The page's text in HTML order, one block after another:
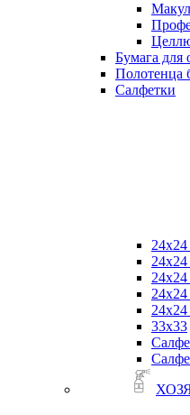
Бумага для
Полотенца
Салфетки
33х33